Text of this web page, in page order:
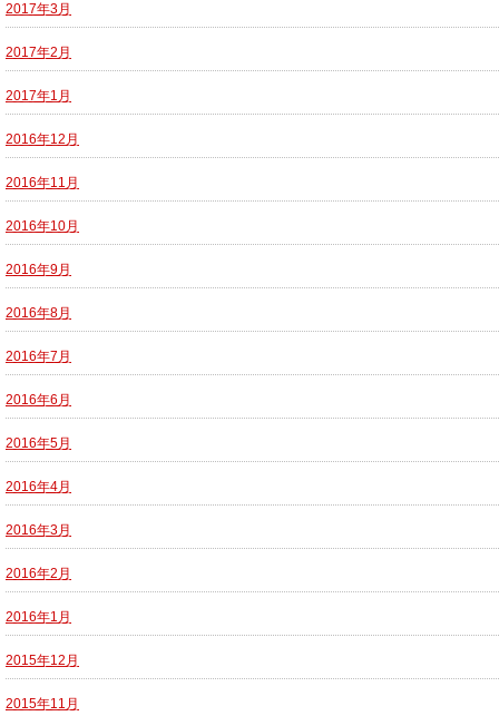
2017年3月
2017年2月
2017年1月
2016年12月
2016年11月
2016年10月
2016年9月
2016年8月
2016年7月
2016年6月
2016年5月
2016年4月
2016年3月
2016年2月
2016年1月
2015年12月
2015年11月